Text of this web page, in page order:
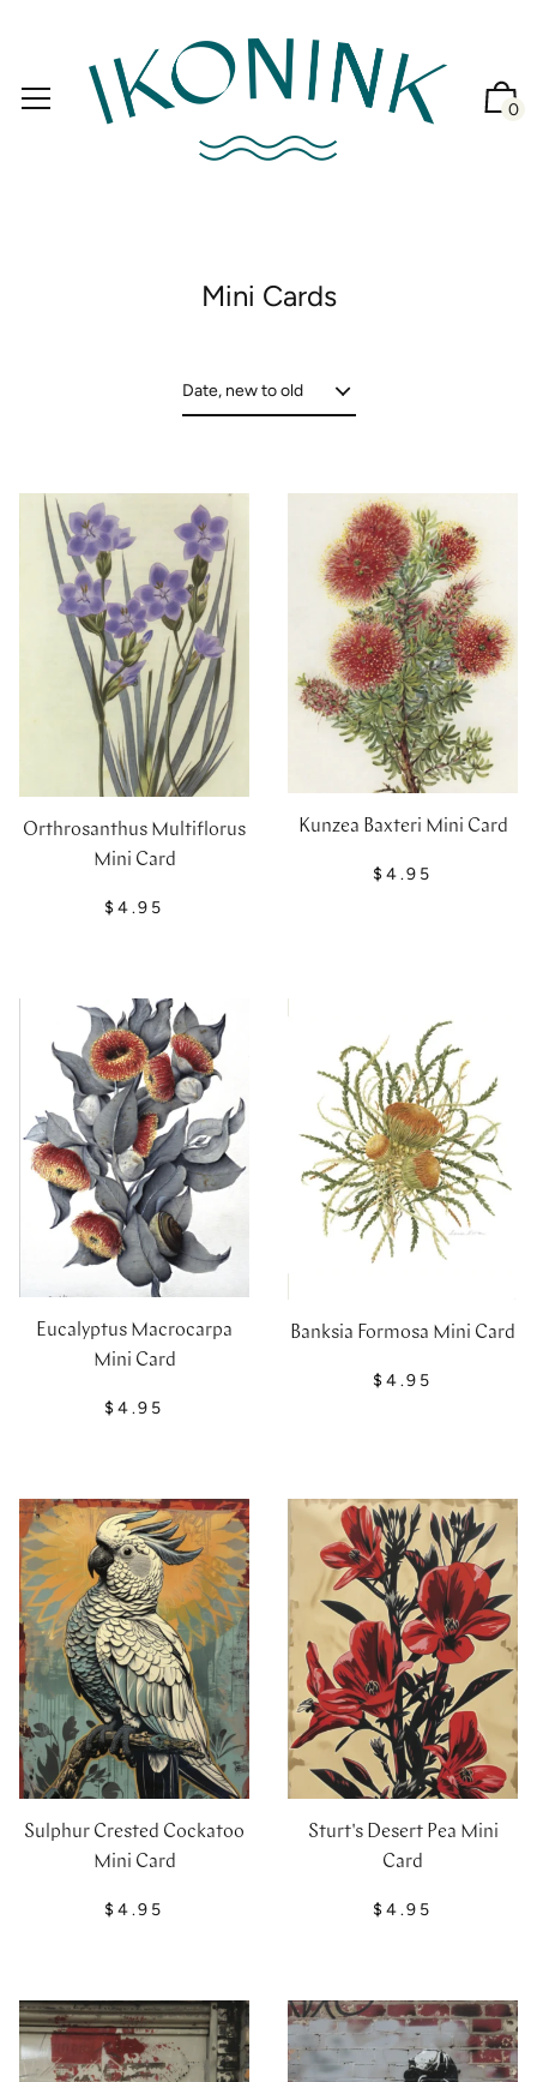
0
Mini Cards
Orthrosanthus Multiflorus
Mini Card
$4.95
Kunzea Baxteri Mini Card
$4.95
Eucalyptus Macrocarpa
Mini Card
$4.95
Banksia Formosa Mini Card
$4.95
Sulphur Crested Cockatoo
Mini Card
$4.95
Sturt's Desert Pea Mini
Card
$4.95